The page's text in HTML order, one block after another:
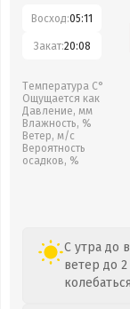
Восход:05:11
Закат:20:08
Температура С°
Ощущается как
Давление, мм
Влажность, %
Ветер, м/с
Вероятность
осадков, %
С утра до
ветер до